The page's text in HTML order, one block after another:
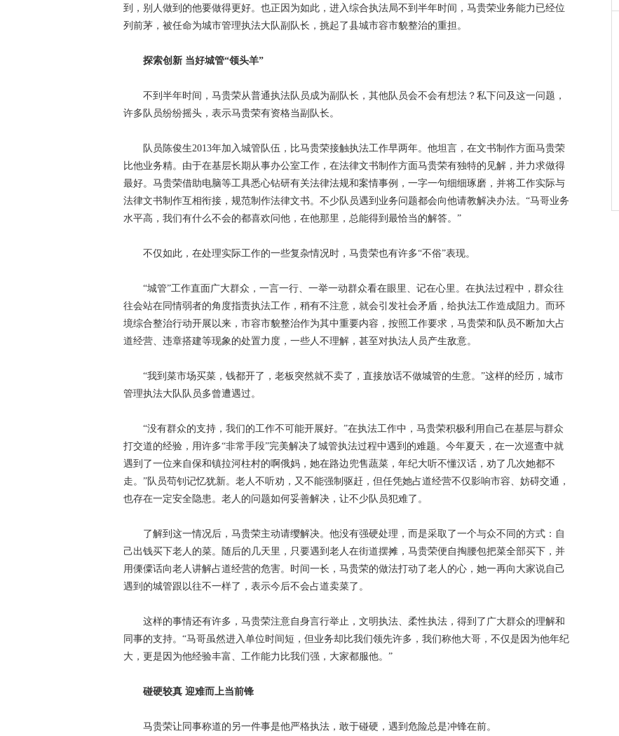
到，别人做到的他要做得更好。也正因为如此，进入综合执法局不到半年时间，马贵荣业务能力已经位
列前茅，被任命为城市管理执法大队副队长，挑起了县城市容市貌整治的重担。
探索创新 当好城管“领头羊”
不到半年时间，马贵荣从普通执法队员成为副队长，其他队员会不会有想法？私下问及这一问题，
许多队员纷纷摇头，表示马贵荣有资格当副队长。
队员陈俊生2013年加入城管队伍，比马贵荣接触执法工作早两年。他坦言，在文书制作方面马贵荣
比他业务精。由于在基层长期从事办公室工作，在法律文书制作方面马贵荣有独特的见解，并力求做得
最好。马贵荣借助电脑等工具悉心钻研有关法律法规和案情事例，一字一句细细琢磨，并将工作实际与
法律文书制作互相衔接，规范制作法律文书。不少队员遇到业务问题都会向他请教解决办法。“马哥业务
水平高，我们有什么不会的都喜欢问他，在他那里，总能得到最恰当的解答。”
不仅如此，在处理实际工作的一些复杂情况时，马贵荣也有许多“不俗”表现。
“城管”工作直面广大群众，一言一行、一举一动群众看在眼里、记在心里。在执法过程中，群众往
往会站在同情弱者的角度指责执法工作，稍有不注意，就会引发社会矛盾，给执法工作造成阻力。而环
境综合整治行动开展以来，市容市貌整治作为其中重要内容，按照工作要求，马贵荣和队员不断加大占
道经营、违章搭建等现象的处置力度，一些人不理解，甚至对执法人员产生敌意。
“我到菜市场买菜，钱都开了，老板突然就不卖了，直接放话不做城管的生意。”这样的经历，城市
管理执法大队队员多曾遭遇过。
“没有群众的支持，我们的工作不可能开展好。”在执法工作中，马贵荣积极利用自己在基层与群众
打交道的经验，用许多“非常手段”完美解决了城管执法过程中遇到的难题。今年夏天，在一次巡查中就
遇到了一位来自保和镇拉河柱村的啊俄妈，她在路边兜售蔬菜，年纪大听不懂汉话，劝了几次她都不
走。”队员苟钊记忆犹新。老人不听劝，又不能强制驱赶，但任凭她占道经营不仅影响市容、妨碍交通，
也存在一定安全隐患。老人的问题如何妥善解决，让不少队员犯难了。
了解到这一情况后，马贵荣主动请缨解决。他没有强硬处理，而是采取了一个与众不同的方式：自
己出钱买下老人的菜。随后的几天里，只要遇到老人在街道摆摊，马贵荣便自掏腰包把菜全部买下，并
用傈僳话向老人讲解占道经营的危害。时间一长，马贵荣的做法打动了老人的心，她一再向大家说自己
遇到的城管跟以往不一样了，表示今后不会占道卖菜了。
这样的事情还有许多，马贵荣注意自身言行举止，文明执法、柔性执法，得到了广大群众的理解和
同事的支持。“马哥虽然进入单位时间短，但业务却比我们领先许多，我们称他大哥，不仅是因为他年纪
大，更是因为他经验丰富、工作能力比我们强，大家都服他。”
碰硬较真 迎难而上当前锋
马贵荣让同事称道的另一件事是他严格执法，敢于碰硬，遇到危险总是冲锋在前。